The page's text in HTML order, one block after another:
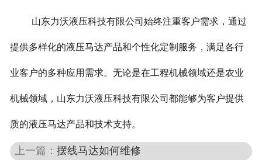
山东力沃液压科技有限公司始终注重客户需求，通过
提供多样化的液压马达产品和个性化定制服务，满足各行
业客户的多种应用需求。无论是在工程机械领域还是农业
机械领域，山东力沃液压科技有限公司都能够为客户提供
质的液压马达产品和技术支持。
上一篇：摆线马达如何维修